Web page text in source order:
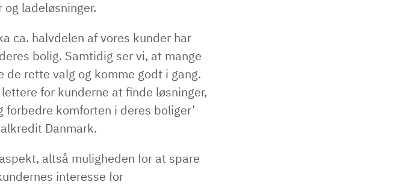
ladeløsninger.
ca. halvdelen af vores kunder har
bolig. Samtidig ser vi, at mange
rette valg og komme godt i gang.
for kunderne at finde løsninger,
komforten i deres boliger’
Danmark.
altså muligheden for at spare
interesse for